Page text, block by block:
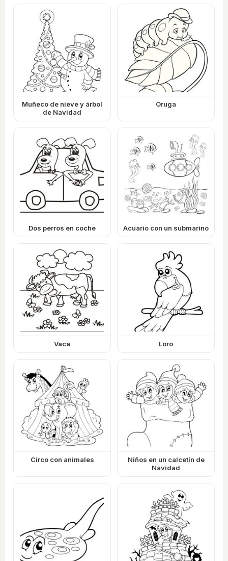
Muñeco de nieve y árbol
de Navidad
Oruga
Dos perros en coche Acuario con un submarino
Vaca Loro
Circo con animales
Niños en un calcetín de
Navidad